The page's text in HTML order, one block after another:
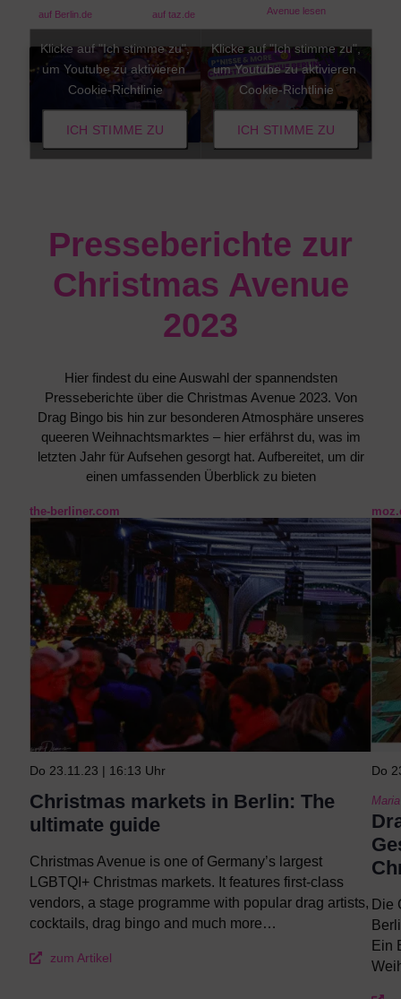
auf Berlin.de
auf taz.de
Avenue lesen
Klicke auf "Ich stimme zu",
um Youtube zu aktivieren
Cookie-Richtlinie
ICH STIMME ZU
Klicke auf "Ich stimme zu",
um Youtube zu aktivieren
Cookie-Richtlinie
ICH STIMME ZU
Presseberichte zur
Christmas Avenue
2023
Hier findest du eine Auswahl der spannendsten
Presseberichte über die Christmas Avenue 2023. Von
Drag Bingo bis hin zur besonderen Atmosphäre unseres
queeren Weihnachtsmarktes – hier erfährst du, was im
letzten Jahr für Aufsehen gesorgt hat. Aufbereitet, um dir
einen umfassenden Überblick zu bieten
the-berliner.com
Do 23.11.23 | 16:13 Uhr
Christmas markets in Berlin: The
ultimate guide
Christmas Avenue is one of Germany’s largest
LGBTQI+ Christmas markets. It features first-class
vendors, a stage programme with popular drag artists,
cocktails, drag bingo and much more…
zum Artikel
Do
Die
Ein